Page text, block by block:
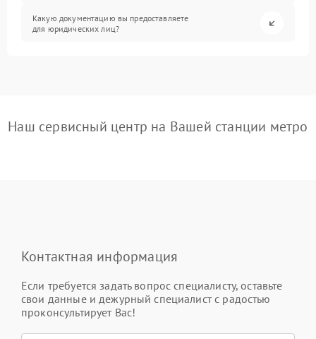
Какую документацию вы предоставляете
для юридических лиц?
Наш сервисный центр на Вашей станции метро
Контактная информация
Если требуется задать вопрос специалисту, оставьте
свои данные и дежурный специалист с радостью
проконсультирует Вас!